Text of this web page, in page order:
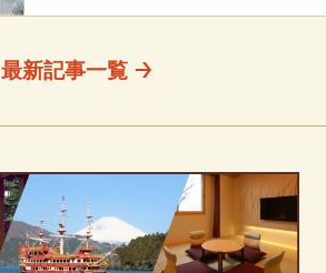
最新記事一覧